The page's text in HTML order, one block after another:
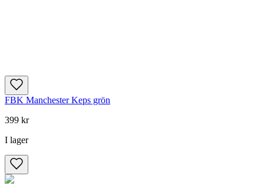
FBK Manchester Keps grön
399 kr
I lager